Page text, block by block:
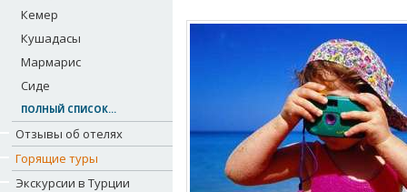
Кемер
Кушадасы
Мармарис
Сиде
ПОЛНЫЙ СПИСОК...
Отзывы об отелях
Горящие туры
Экскурсии в Турции